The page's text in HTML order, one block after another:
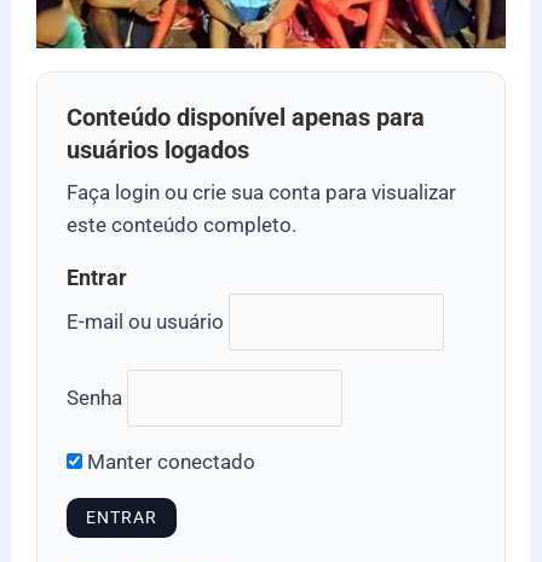
Conteúdo disponível apenas para
usuários logados
Faça login ou crie sua conta para visualizar
este conteúdo completo.
Entrar
E-mail ou usuário
Senha
Manter conectado